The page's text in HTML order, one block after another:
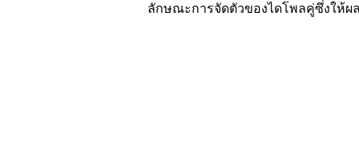
ลักษณะการจัดตัวของไดโพลคู่ซึ่งให้ผลออก